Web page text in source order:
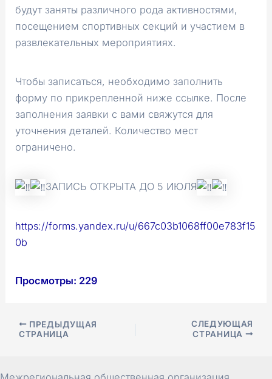
будут заняты различного рода активностями,
посещением спортивных секций и участием в
развлекательных мероприятиях.
Чтобы записаться, необходимо заполнить
форму по прикрепленной ниже ссылке. После
заполнения заявки с вами свяжутся для
уточнения деталей. Количество мест
ограничено.
ЗАПИСЬ ОТКРЫТА ДО 5 ИЮЛЯ
https://forms.yandex.ru/u/667c03b1068ff00e783f15
0b
Просмотры: 229
Навигация
ПРЕДЫДУЩАЯ
СТРАНИЦА
СЛЕДУЮЩАЯ
СТРАНИЦА